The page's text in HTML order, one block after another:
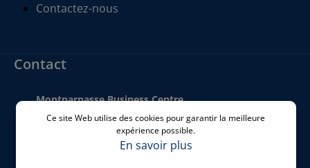
Contactez-nous
Contact
Montparnasse Business Centre
140 bis Rue de Rennes
Ce site Web utilise des cookies pour garantir la meilleure
expérience possible.
En savoir plus